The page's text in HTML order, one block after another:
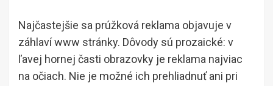
Najčastejšie sa prúžková reklama objavuje v
záhlaví www stránky. Dôvody sú prozaické: v
ľavej hornej časti obrazovky je reklama najviac
na očiach. Nie je možné ich prehliadnuť ani pri